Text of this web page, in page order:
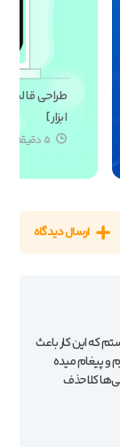
ابزار]
5 دقیقه دقیقه زمان مطالعه
ارسال دیدگاه
که این کار باعث
و پیغام میده
کلا حذف